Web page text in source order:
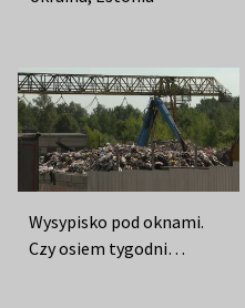
Wysypisko pod oknami.
Czy osiem tygodni